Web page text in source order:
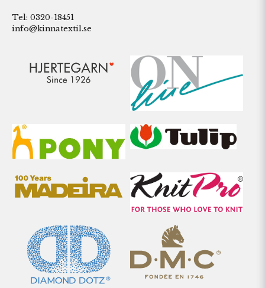
Tel: 0320-18451
info@kinnatextil.se